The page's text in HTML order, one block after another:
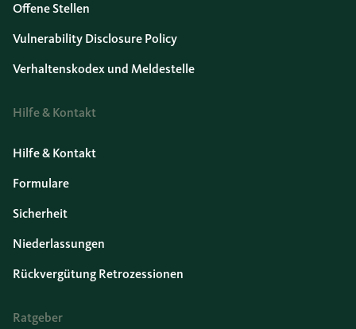
Offene Stellen
Vulnerability Disclosure Policy
Verhaltenskodex und Meldestelle
Hilfe & Kontakt
Hilfe & Kontakt
Formulare
Sicherheit
Niederlassungen
Rückvergütung Retrozessionen
Ratgeber